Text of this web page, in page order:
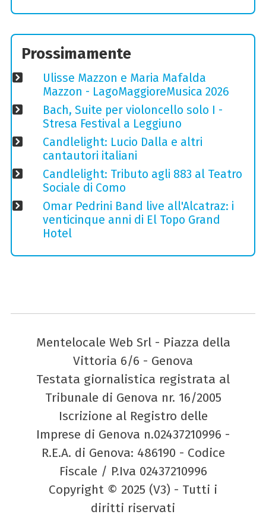
Prossimamente
Ulisse Mazzon e Maria Mafalda
Mazzon - LagoMaggioreMusica 2026
Bach, Suite per violoncello solo I -
Stresa Festival a Leggiuno
Candlelight: Lucio Dalla e altri
cantautori italiani
Candlelight: Tributo agli 883 al Teatro
Sociale di Como
Omar Pedrini Band live all'Alcatraz: i
venticinque anni di El Topo Grand
Hotel
Mentelocale Web Srl - Piazza della
Vittoria 6/6 - Genova
Testata giornalistica registrata al
Tribunale di Genova nr. 16/2005
Iscrizione al Registro delle
Imprese di Genova n.02437210996 -
R.E.A. di Genova: 486190 - Codice
Fiscale / P.Iva 02437210996
Copyright © 2025 (V3) - Tutti i
diritti riservati